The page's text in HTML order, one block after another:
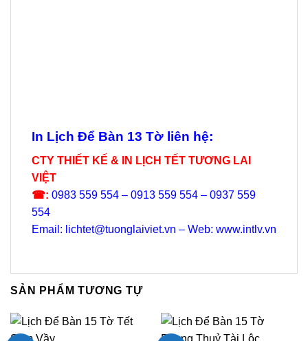
In Lịch Để Bàn 13 Tờ liên hệ:
CTY THIẾT KẾ & IN LỊCH TẾT TƯƠNG LAI
VIỆT
☎: 0983 559 554 – 0913 559 554 – 0937 559
554
Email: lichtet@tuonglaiviet.vn – Web: www.intlv.vn
SẢN PHẨM TƯƠNG TỰ